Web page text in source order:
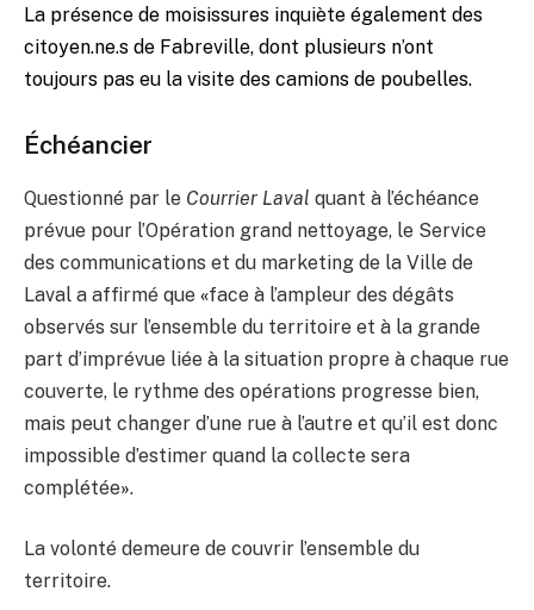
La présence de moisissures inquiète également des
citoyen.ne.s de Fabreville, dont plusieurs n’ont
toujours pas eu la visite des camions de poubelles.
Échéancier
Questionné par le Courrier Laval quant à l’échéance
prévue pour l’Opération grand nettoyage, le Service
des communications et du marketing de la Ville de
Laval a affirmé que «face à l’ampleur des dégâts
observés sur l’ensemble du territoire et à la grande
part d’imprévue liée à la situation propre à chaque rue
couverte, le rythme des opérations progresse bien,
mais peut changer d’une rue à l’autre et qu’il est donc
impossible d’estimer quand la collecte sera
complétée».
La volonté demeure de couvrir l’ensemble du
territoire.